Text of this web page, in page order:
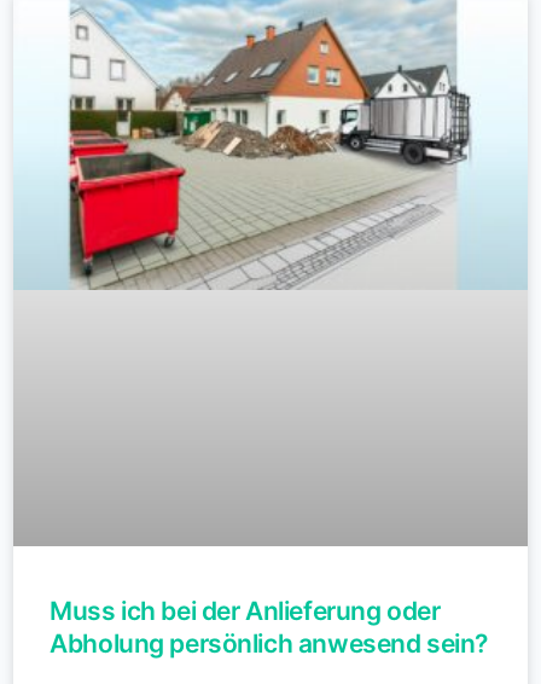
Muss ich bei der Anlieferung oder
Abholung persönlich anwesend sein?